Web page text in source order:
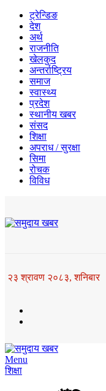
ट्रेन्डिङ
देश
अर्थ
राजनीति
खेलकुद
अन्तर्राष्ट्रिय
समाज
स्वास्थ्य
प्रदेश
स्थानीय खबर
संसद
शिक्षा
अपराध / सुरक्षा
सिमा
रोचक
विविध
२३ श्रावण २०८३, शनिबार
Menu
शिक्षा